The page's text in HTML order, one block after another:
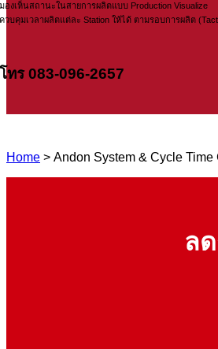
มองเห็นสถานะในสายการผลิตแบบ Production Visualize
ควบคุมเวลาผลิตแต่ละ Station ให้ได้ ตามรอบการผลิต
โทร 083-096-2657
Home > Andon System & Cycle Time
ล